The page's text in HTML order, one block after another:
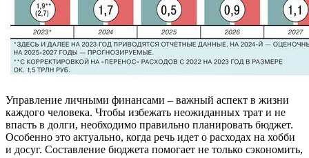
Управление личными финансами – важный аспект в жизни
каждого человека. Чтобы избежать неожиданных трат и не
впасть в долги, необходимо правильно планировать бюджет.
Особенно это актуально, когда речь идет о расходах на хобби
и досуг. Составление бюджета помогает не только сэкономить,